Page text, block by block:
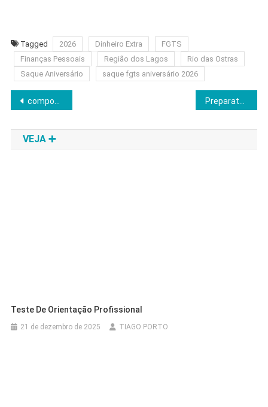
Tagged 2026 Dinheiro Extra
FGTS
Finanças Pessoais
Região dos Lagos
Rio das Ostras
Saque Aniversário
saque fgts aniversário 2026
Navegação
de
Post
componentes sistema híbrido solar bateria: Guia técnico
VEJA ➕
Teste De Orientação Profissional
21 de dezembro de 2025 TIAGO PORTO